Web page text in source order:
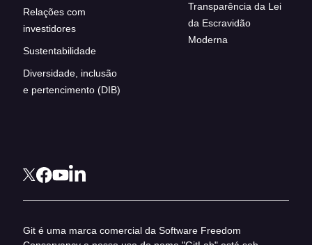
Relações com
investidores
Sustentabilidade
Diversidade, inclusão
e pertencimento (DIB)
Transparência da Lei
da Escravidão
Moderna
Git é uma marca comercial da Software Freedom